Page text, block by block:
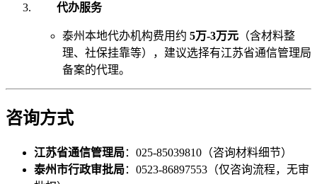
代办服务
泰州本地代办机构费用约 5万-3万元 （含材料整
理、社保挂靠等），建议选择有江苏省通信管理局
备案的代理。
咨询方式
江苏省通信管理局：025-85039810（咨询材料细节）
泰州市行政审批局：0523-86897553（仅咨询流程，无审